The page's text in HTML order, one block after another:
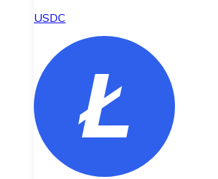
USDC